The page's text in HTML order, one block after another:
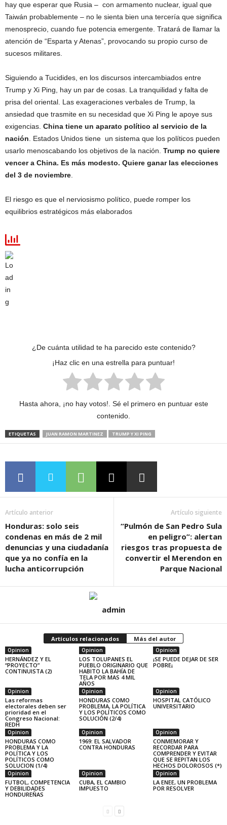
hay que esperar que Rusia – con armamento nuclear, igual que
Taiwán probablemente – no le sienta bien una tercería que significa
menosprecio, cuando fue potencia emergente. Tratará de llamar la
atención de “Esparta y Atenas”, provocando su propio curso de
sucesos militares.
Siguiendo a Tucidides, en los discursos intercambiados entre
Trump y Xi Ping, hay un par de cosas. La tranquilidad y falta de
prisa del oriental. Las exageraciones verbales de Trump, la
ansiedad que trasmite en su necesidad que Xi Ping le apoye sus
exigencias. China tiene un aparato político al servicio de la
nación . Estados Unidos tiene un sistema que los políticos pueden
usarlo menoscabando los objetivos de la nación. Trump no quiere
vencer a China. Es más modesto. Quiere ganar las elecciones
del 3 de noviembre
El riesgo es que el nerviosismo político, puede romper los
equilibrios estratégicos más elaborados
¿De cuánta utilidad te ha parecido este contenido?
¡Haz clic en una estrella para puntuar!
Hasta ahora, ¡no hay votos!. Sé el primero en puntuar este
contenido.
ETIQUETAS JUAN RAMON MARTINEZ TRUMP Y XI PING
Artículo anterior
Honduras: solo seis
condenas en más de 2 mil
denuncias y una ciudadanía
que ya no confía en la
lucha anticorrupción
Artículo siguiente
“Pulmón de San Pedro Sula
en peligro”: alertan
riesgos tras propuesta de
convertir el Merendon en
Parque Nacional
admin
Artículos relacionados Más del autor
Opinion
HERNÁNDEZ Y EL
“PROYECTO”
CONTINUISTA (2)
Opinion
LOS TOLUPANES EL
PUEBLO ORIGINARIO QUE
HABITO LA BAHÍA DE
TELA POR MAS 4 MIL
AÑOS
Opinion
¡SE PUEDE DEJAR DE SER
POBRE¡
Opinion
Las reformas
electorales deben ser
prioridad en el
Congreso Nacional:
REDH
Opinion
HONDURAS COMO
PROBLEMA, LA POLÍTICA
Y LOS POLÍTICOS COMO
SOLUCIÓN (2/4)
Opinion
HOSPITAL CATÓLICO
UNIVERSITARIO
Opinion
HONDURAS COMO
PROBLEMA Y LA
POLÍTICA Y LOS
POLÍTICOS COMO
SOLUCION (1/4)
Opinion
1969: EL SALVADOR
CONTRA HONDURAS
Opinion
CONMEMORAR Y
RECORDAR PARA
COMPRENDER Y EVITAR
QUE SE REPITAN LOS
HECHOS DOLOROSOS (*)
Opinion
FUTBOL, COMPETENCIA
Y DEBILIDADES
HONDUREÑAS
Opinion
CUBA, EL CAMBIO
IMPUESTO
Opinion
LA ENEE, UN PROBLEMA
POR RESOLVER